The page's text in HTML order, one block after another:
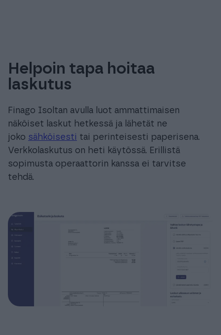
Helpoin tapa hoitaa
laskutus
Finago Isoltan avulla luot ammattimaisen
näköiset laskut hetkessä ja lähetät ne
joko sähköisesti tai perinteisesti paperisena.
Verkkolaskutus on heti käytössä. Erillistä
sopimusta operaattorin kanssa ei tarvitse
tehdä.